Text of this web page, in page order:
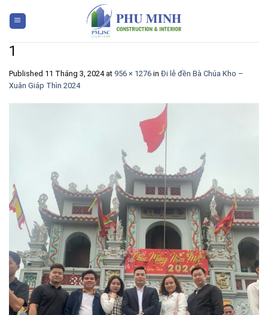
content
1
Published 11 Tháng 3, 2024at 956 × 1276 in Đi lễ đền Bà Chúa Kho –
Xuân Giáp Thìn 2024